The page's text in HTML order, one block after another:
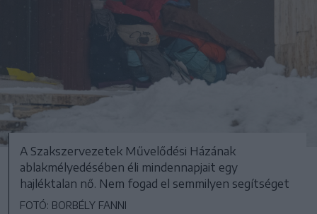
A Szakszervezetek Művelődési Házának
ablakmélyedésében éli mindennapjait egy
hajléktalan nő. Nem fogad el semmilyen segítséget
FOTÓ: BORBÉLY FANNI